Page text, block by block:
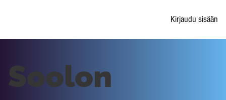
Kirjaudu sisään
Soolon